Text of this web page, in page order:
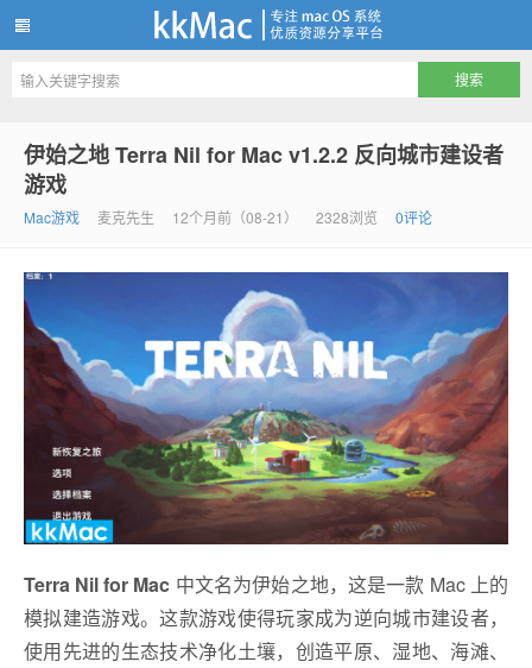
伊始之地 Terra Nil for Mac v1.2.2 反向城市建设者
游戏
Mac游戏 麦克先生 12个月前（08-21） 2328浏览 0评论
Terra Nil for Mac 中文名为伊始之地，这是一款 Mac 上的
模拟建造游戏。这款游戏使得玩家成为逆向城市建设者，
使用先进的生态技术净化土壤，创造平原、湿地、海滩、